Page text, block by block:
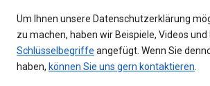
Um Ihnen unsere Datenschutzerklärung
zu machen, haben wir Beispiele, Videos
Schlüsselbegriffe angefügt. Wenn Sie
haben, können Sie uns gern kontaktieren.